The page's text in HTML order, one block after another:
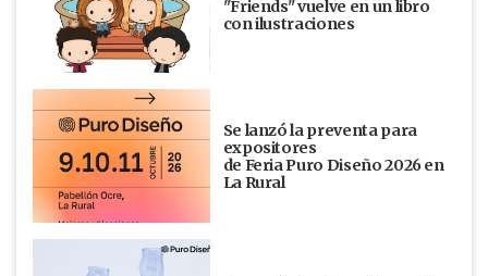
"Friends" vuelve en un libro
con ilustraciones
Se lanzó la preventa para
expositores
de Feria Puro Diseño 2026 en
La Rural